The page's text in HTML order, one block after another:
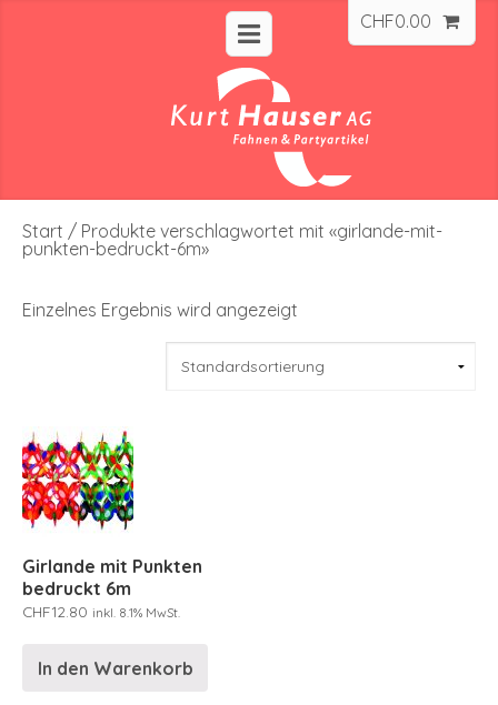
CHF0.00
Start / Produkte verschlagwortet mit «girlande-mit-
punkten-bedruckt-6m»
Einzelnes Ergebnis wird angezeigt
Girlande mit Punkten
bedruckt 6m
CHF12.80 inkl. 8.1% MwSt.
In den Warenkorb